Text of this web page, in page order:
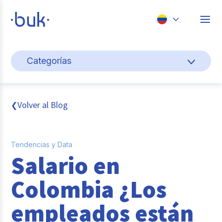
Perú
Categorías
Cultura y bienestar laboral
Gestión de personas
Pago de nómina
Buk
Transformación digital
Tendencias y Data
❮Volver al Blog
Tendencias y Data
Salario en
Colombia ¿Los
empleados están